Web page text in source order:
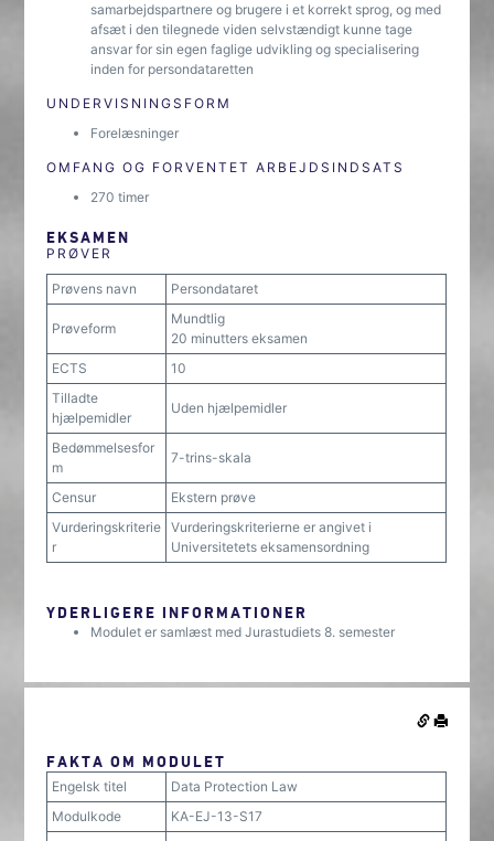
samarbejdspartnere og brugere i et korrekt sprog, og med
afsæt i den tilegnede viden selvstændigt kunne tage
ansvar for sin egen faglige udvikling og specialisering
inden for persondataretten
UNDERVISNINGSFORM
Forelæsninger
OMFANG OG FORVENTET ARBEJDSINDSATS
270 timer
EKSAMEN
PRØVER
Prøvens navn Persondataret
Prøveform
Mundtlig
20 minutters eksamen
ECTS
10
Tilladte
hjælpemidler
Uden hjælpemidler
Bedømmelsesfor
m
7-trins-skala
Censur
Ekstern prøve
Vurderingskriterie
r
Vurderingskriterierne er angivet i
Universitetets eksamensordning
YDERLIGERE INFORMATIONER
Modulet er samlæst med Jurastudiets 8. semester
FAKTA OM MODULET
Engelsk titel
Data Protection Law
Modulkode
KA-EJ-13-S17